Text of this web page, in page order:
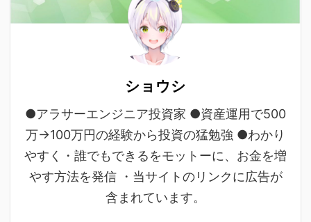
ショウシ
●アラサーエンジニア投資家 ●資産運用で500
万→100万円の経験から投資の猛勉強 ●わかり
やすく・誰でもできるをモットーに、お金を増
やす方法を発信 ・当サイトのリンクに広告が
含まれています。